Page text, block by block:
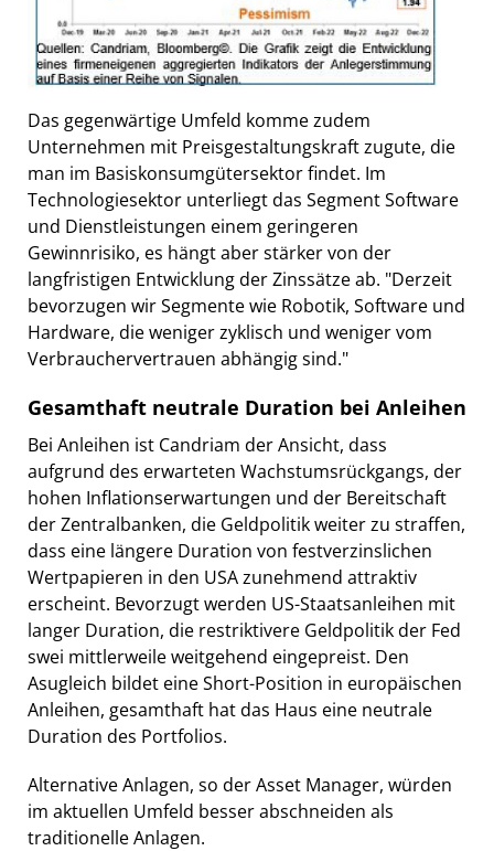
Das gegenwärtige Umfeld komme zudem
Unternehmen mit Preisgestaltungskraft zugute, die
man im Basiskonsumgütersektor findet. Im
Technologiesektor unterliegt das Segment Software
und Dienstleistungen einem geringeren
Gewinnrisiko, es hängt aber stärker von der
langfristigen Entwicklung der Zinssätze ab. "Derzeit
bevorzugen wir Segmente wie Robotik, Software und
Hardware, die weniger zyklisch und weniger vom
Verbrauchervertrauen abhängig sind."
Gesamthaft neutrale Duration bei Anleihen
Bei Anleihen ist Candriam der Ansicht, dass
aufgrund des erwarteten Wachstumsrückgangs, der
hohen Inflationserwartungen und der Bereitschaft
der Zentralbanken, die Geldpolitik weiter zu straffen,
dass eine längere Duration von festverzinslichen
Wertpapieren in den USA zunehmend attraktiv
erscheint. Bevorzugt werden US-Staatsanleihen mit
langer Duration, die restriktivere Geldpolitik der Fed
swei mittlerweile weitgehend eingepreist. Den
Asugleich bildet eine Short-Position in europäischen
Anleihen, gesamthaft hat das Haus eine neutrale
Duration des Portfolios.
Alternative Anlagen, so der Asset Manager, würden
im aktuellen Umfeld besser abschneiden als
traditionelle Anlagen.